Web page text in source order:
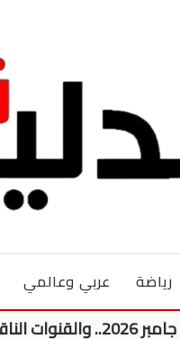
رياضة عربي وعالمي